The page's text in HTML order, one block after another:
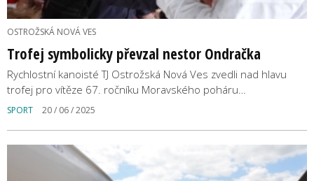
OSTROŽSKÁ NOVÁ VES
Trofej symbolicky převzal nestor Ondračka
Rychlostní kanoisté TJ Ostrožská Nová Ves zvedli nad hlavu
trofej pro vítěze 67. ročníku Moravského poháru…
SPORT 20 / 06 / 2025